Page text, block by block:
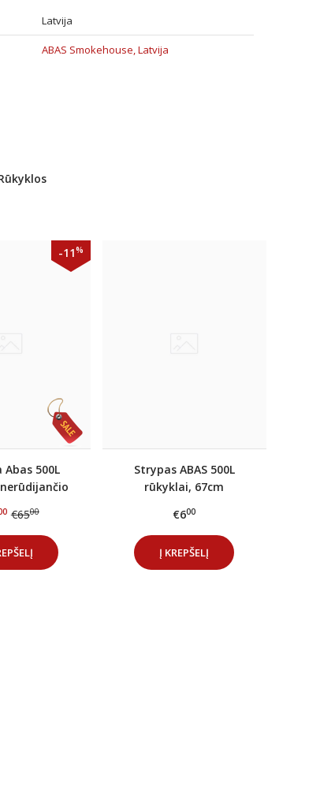
Latvija
ABAS Smokehouse, Latvija
-11%
Abas 500L
€6500
Strypas ABAS 500L
rūkyklai, 67cm
€600
Į KREPŠELĮ